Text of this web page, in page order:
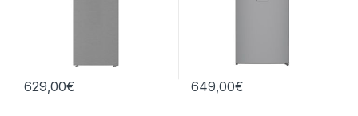
629,00€ 649,00€